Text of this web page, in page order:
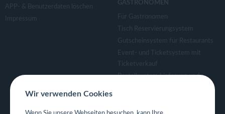
APP- & Benutzerdaten löschen
Impressum
GASTRONOMEN
Für Gastronomen
Tisch Reservierungsystem
Gutscheinsystem für Restaurants
Event- und Ticketsystem mit
Ticketverkauf
Bestellsystem Lieferung und
Eigene App für Restaurant
Wir verwenden Cookies